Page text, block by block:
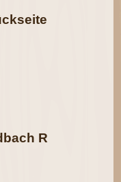
R